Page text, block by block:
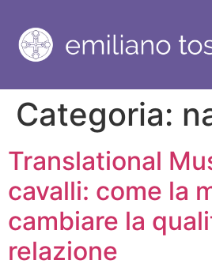
Categoria:
Translational
cavalli: come la
cambiare la
relazione